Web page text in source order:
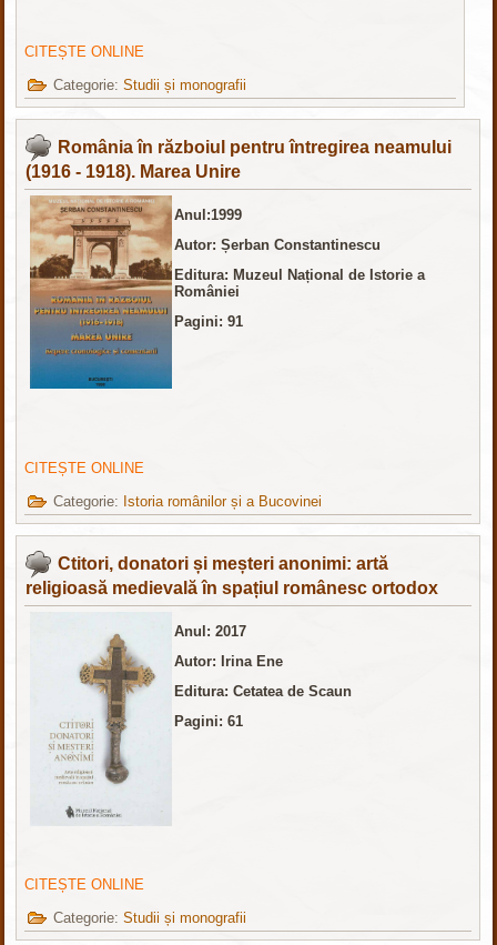
CITEȘTE ONLINE
Categorie:Studii și monografii
România în războiul pentru întregirea neamului
(1916 - 1918). Marea Unire
Anul:1999
Autor: Șerban Constantinescu
Editura: Muzeul Național de Istorie a
României
Pagini: 91
CITEȘTE ONLINE
Categorie: Istoria românilor și a Bucovinei
Ctitori, donatori și meșteri anonimi: artă
religioasă medievală în spațiul românesc ortodox
Anul: 2017
Autor: Irina Ene
Editura: Cetatea de Scaun
Pagini: 61
CITEȘTE ONLINE
Categorie:Studii și monografii